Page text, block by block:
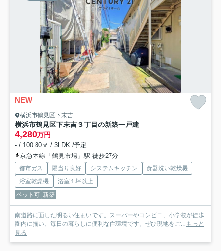
NEW
横浜市鶴見区下末吉
横浜市鶴見区下末吉３丁目の新築一戸建
4,280万円
- / 100.80㎡ / 3LDK /予定
京急本線「鶴見市場」駅 徒歩27分
都市ガス 陽当り良好 システムキッチン
食器洗い乾燥機
浴室乾燥機
浴室１坪以上
ペット可 新築
南道路に面した明るい住まいです。スーパーやコンビニ、小学校が徒歩
圏内に揃い、毎日の暮らしに便利な住環境です。ぜひ現地をご... もっと
見る